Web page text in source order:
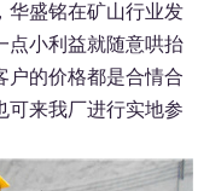
华盛铭在矿山行业发
点小利益就随意哄抬
户的价格都是合情合
可来我厂进行实地参